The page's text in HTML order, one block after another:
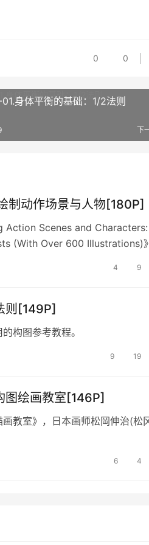
0 0
身体平衡的基础：1/2法则
下
制动作场景与人物[180P]
Action Scenes and Characters:
(With Over 600 Illustrations)
4 9
则[149P]
构图参考教程。
9 19
绘画教室[146P]
教室》，日本画师松岡伸治(松
6 4